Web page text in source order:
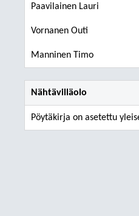
Paavilainen Lauri
Vornanen Outi
Manninen Timo
Nähtävilläolo
Pöytäkirja on asetettu